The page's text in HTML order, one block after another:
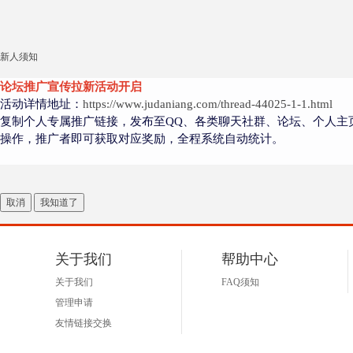
新人须知
论坛推广宣传拉新活动开启
活动详情地址： https://www.judaniang.com/thread-44025-1-1.html
复制个人专属推广链接，发布至QQ、各类聊天社群、论坛、个人
操作，推广者即可获取对应奖励，全程系统自动统计。
取消 我知道了
关于我们
关于我们
管理申请
友情链接交换
帮助中心
FAQ须知